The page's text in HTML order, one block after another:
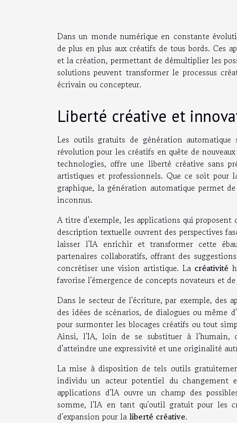
Dans un monde numérique en constante
de plus en plus aux créatifs de tous bords. Ces
et la création, permettant de démultiplier les
solutions peuvent transformer le processus
écrivain ou concepteur.
Liberté créative et
Les outils gratuits de génération
révolution pour les créatifs en quête de
technologies, offre une liberté créative sans
artistiques et professionnels. Que ce soit
graphique, la génération automatique permet
inconnus.
A titre d'exemple, les applications qui proposent
description textuelle ouvrent des perspectives
laisser l'IA enrichir et transformer cette
partenaires collaboratifs, offrant des
concrétiser une vision artistique. La créativité
favorise l'émergence de concepts novateurs et
Dans le secteur de l'écriture, par exemple, des
des idées de scénarios, de dialogues ou même
pour surmonter les blocages créatifs ou tout
Ainsi, l'IA, loin de se substituer à l'humain,
d'atteindre une expressivité et une originalité
La mise à disposition de tels outils
individu un acteur potentiel du changement
applications d'IA ouvre un champ des
somme, l'IA en tant qu'outil gratuit pour les
d'expansion pour laliberté créative.